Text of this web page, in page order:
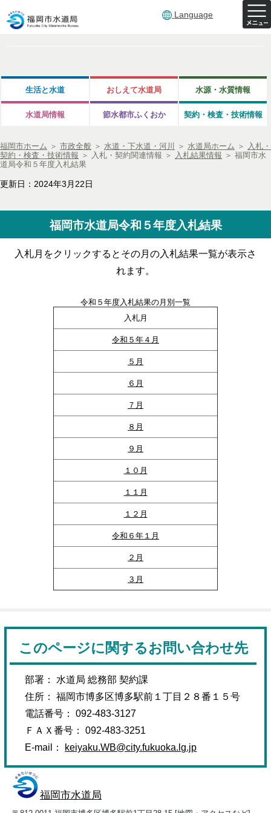
Language
生活と水道 おしえて水道局 水源・水質情報
水道局情報 節水都市ふくおか 契約・検査・技術情報
福岡市ホーム ＞ 市政全般 ＞ 水道・下水道・河川 ＞ 水道局ホーム ＞ 入札・
契約・検査・技術情報 ＞ 入札・契約関連情報 ＞ 入札結果情報 ＞ 福岡市水
道局令和５年度入札結果
更新日：2024年3月22日
福岡市水道局令和５年度入札結果
入札月をクリックするとその月の入札結果一覧が表示さ
れます。
令和５年度入札結果の月別一覧
入札月
令和５年４月
５月
６月
７月
８月
９月
１０月
１１月
１２月
令和６年１月
２月
３月
このページに関するお問い合わせ先
部署： 水道局 総務部 契約課
住所： 福岡市博多区博多駅前１丁目２８番１５号
電話番号： 092-483-3127
ＦＡＸ番号： 092-483-3251
E-mail：
keiyaku.WB@city.fukuoka.lg.jp
福岡市水道局